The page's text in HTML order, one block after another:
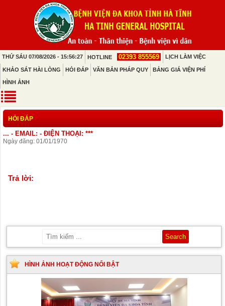
THỨ SÁU 07/08/2026 - 15:56:27 HOTLINE 02393 855569 LỊCH LÀM VIỆC
KHẢO SÁT HÀI LÒNG HỎI ĐÁP VĂN BẢN PHÁP QUY BẢNG GIÁ VIỆN PHÍ
HÌNH ẢNH
HỎI ĐÁP
... - EMAIL: - ĐIỆN THOẠI: ***
Ngày đăng: 01/01/1970
Trả lời:
HÌNH ẢNH HOẠT ĐỘNG NỔI BẬT